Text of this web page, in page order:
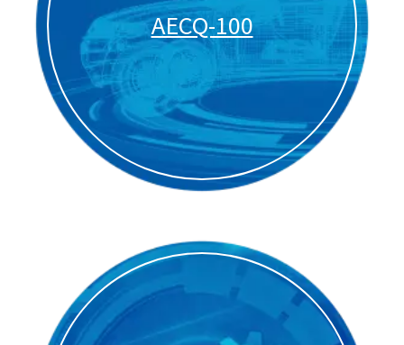
AECQ-100